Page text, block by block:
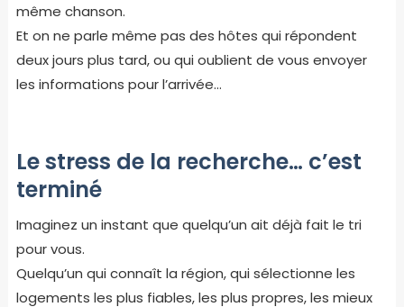
même chanson.
Et on ne parle même pas des hôtes qui répondent
deux jours plus tard, ou qui oublient de vous envoyer
les informations pour l’arrivée…
Le stress de la recherche… c’est
terminé
Imaginez un instant que quelqu’un ait déjà fait le tri
pour vous.
Quelqu’un qui connaît la région, qui sélectionne les
logements les plus fiables, les plus propres, les mieux